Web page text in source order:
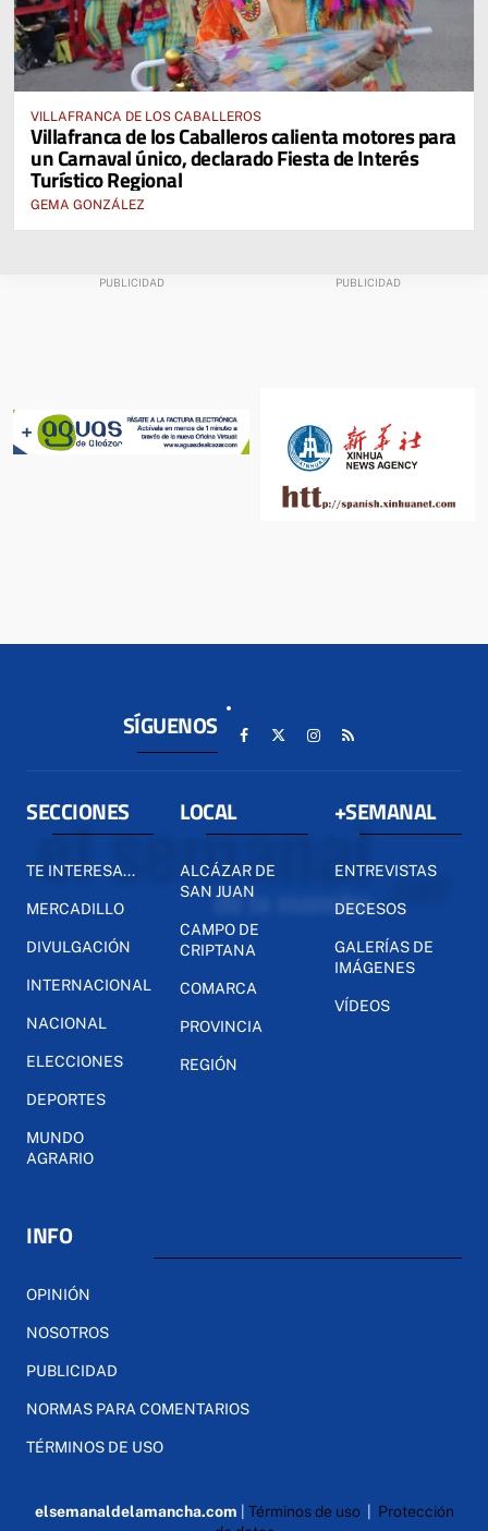
VILLAFRANCA DE LOS CABALLEROS
Villafranca de los Caballeros calienta motores para
un Carnaval único, declarado Fiesta de Interés
Turístico Regional
GEMA GONZÁLEZ
SÍGUENOS
SECCIONES
TE INTERESA...
MERCADILLO
DIVULGACIÓN
INTERNACIONAL
NACIONAL
ELECCIONES
DEPORTES
MUNDO
AGRARIO
LOCAL
ALCÁZAR DE
SAN JUAN
CAMPO DE
CRIPTANA
COMARCA
PROVINCIA
REGIÓN
+SEMANAL
ENTREVISTAS
DECESOS
GALERÍAS DE
IMÁGENES
VÍDEOS
INFO
OPINIÓN
NOSOTROS
PUBLICIDAD
NORMAS PARA COMENTARIOS
TÉRMINOS DE USO
elsemanaldelamancha.com Términos de uso| Protección